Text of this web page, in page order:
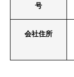
号
会社住所